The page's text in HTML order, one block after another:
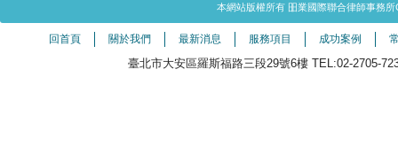
本網站版權所有 昍業國際聯合律師事務
回首頁 關於我們 最新消息 服務項目 成功案例
臺北市大安區羅斯福路三段29號6樓 TEL:02-2705-